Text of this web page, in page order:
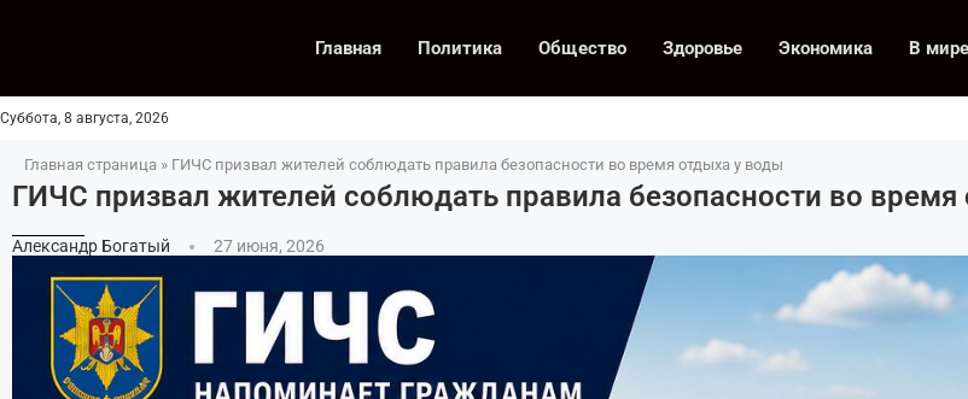
Главная Политика Общество Здоровье Экономика В мире
Суббота, 8 августа, 2026
Главная страница » ГИЧС призвал жителей соблюдать правила безопасности во время отдыха у воды
ГИЧС призвал жителей соблюдать правила безопасности во
Александр Богатый 27 июня, 2026